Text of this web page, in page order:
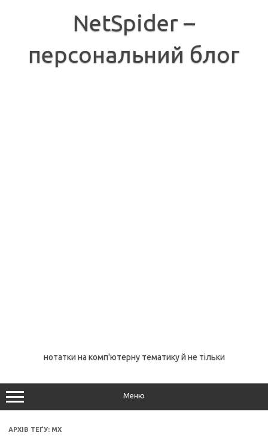
NetSpider –
персональний блог
нотатки на комп'ютерну тематику й не тільки
Меню
АРХІВ ТЕҐУ: MX